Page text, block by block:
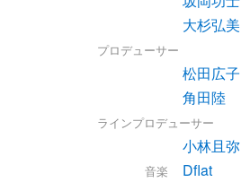
大杉弘美
プロデューサー
松田広子
角田陸
ラインプロデューサー
小林且弥
音楽 Dflat